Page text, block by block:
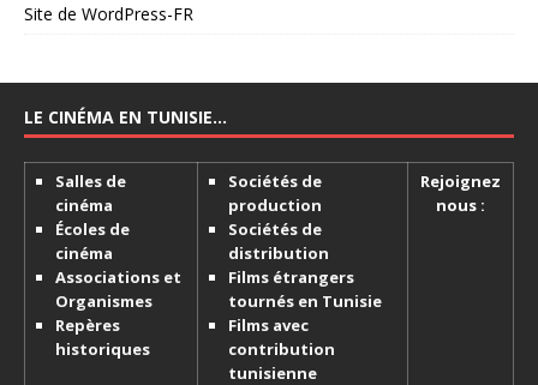
Site de WordPress-FR
LE CINÉMA EN TUNISIE…
Salles de
cinéma
Écoles de
cinéma
Associations et
Organismes
Repères
historiques
Sociétés de
production
Sociétés de
distribution
Films étrangers
tournés en Tunisie
Films avec
contribution
tunisienne
Rejoignez
nous :